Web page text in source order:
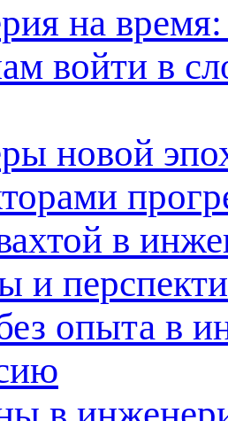
на время:
войти в
новой
в
и
опыта в